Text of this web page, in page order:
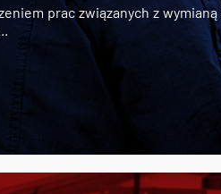
prac związanych z